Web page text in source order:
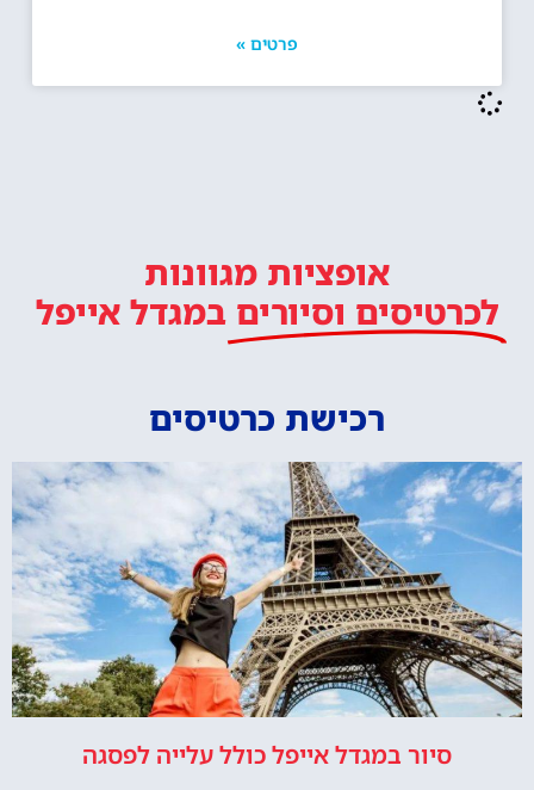
פרטים »
אופציות מגוונות
לכרטיסים וסיורים במגדל אייפל
רכישת כרטיסים
סיור במגדל אייפל כולל עלייה לפסגה